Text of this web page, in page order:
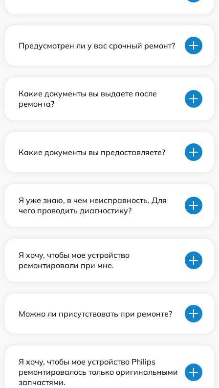
Предусмотрен ли у вас срочный ремонт?
Какие документы вы выдаете после
ремонта?
Какие документы вы предоставляете?
Я уже знаю, в чем неисправность. Для
чего проводить диагностику?
Я хочу, чтобы мое устройство
ремонтировали при мне.
Можно ли присутствовать при ремонте?
Я хочу, чтобы мое устройство Philips
ремонтировалось только оригинальными
запчастями.